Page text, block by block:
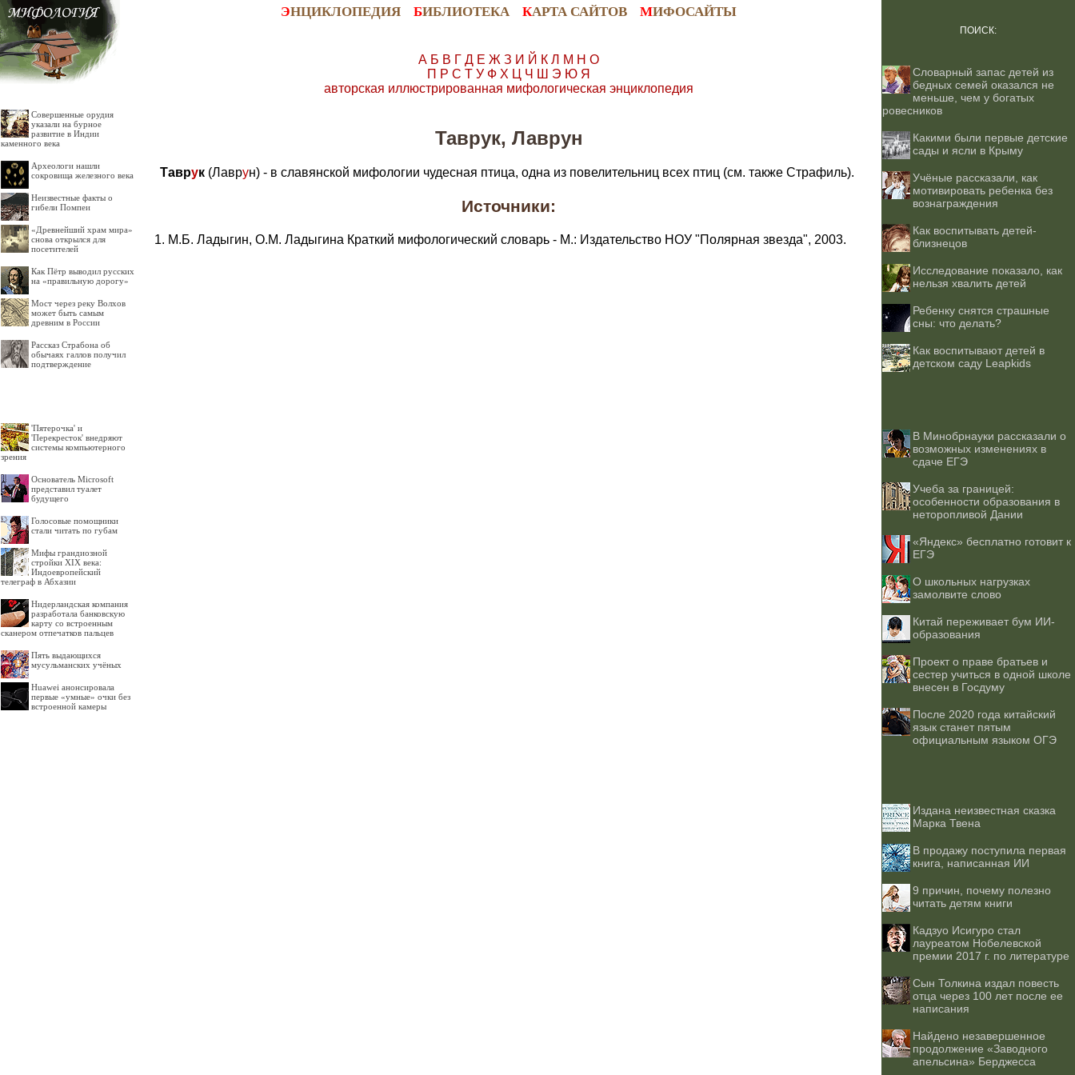
ЭНЦИКЛОПЕДИЯ БИБЛИОТЕКА КАРТА САЙТОВ МИФОСАЙТЫ
Совершенные орудия
указали на бурное
развитие в Индии
каменного века
Археологи нашли
сокровища железного века
Неизвестные факты о
гибели Помпеи
«Древнейший храм мира»
снова открылся для
посетителей
Как Пётр выводил русских
на «правильную дорогу»
Мост через реку Волхов
может быть самым
древним в России
Рассказ Страбона об
обычаях галлов получил
подтверждение
'Пятерочка' и
'Перекресток' внедряют
системы компьютерного
зрения
Основатель Microsoft
представил туалет
будущего
Голосовые помощники
стали читать по губам
Мифы грандиозной
стройки XIX века:
Индоевропейский
телеграф в Абхазии
Нидерландская компания
разработала банковскую
карту со встроенным
сканером отпечатков пальцев
Пять выдающихся
мусульманских учёных
Huawei анонсировала
первые «умные» очки без
встроенной камеры
А Б В Г Д Е Ж З И Й К Л М Н О
П Р С Т У Ф Х Ц Ч Ш Э Ю Я
авторская иллюстрированная мифологическая энциклопедия
Таврук, Лаврун
Таврук (Лаврун) - в славянской мифологии чудесная птица, одна из повелительниц всех птиц (см. также Страфиль).
Источники:
М.Б. Ладыгин, О.М. Ладыгина Краткий мифологический словарь - М.: Издательство НОУ "Полярная звезда", 2003.
ПОИСК:
Словарный запас детей из
бедных семей оказался не
меньше, чем у богатых
ровесников
Какими были первые детские
сады и ясли в Крыму
Учёные рассказали, как
мотивировать ребенка без
вознаграждения
Как воспитывать детей-
близнецов
Исследование показало, как
нельзя хвалить детей
Ребенку снятся страшные
сны: что делать?
Как воспитывают детей в
детском саду Leapkids
В Минобрнауки рассказали о
возможных изменениях в
сдаче ЕГЭ
Учеба за границей:
особенности образования в
неторопливой Дании
«Яндекс» бесплатно готовит к
ЕГЭ
О школьных нагрузках
замолвите слово
Китай переживает бум ИИ-
образования
Проект о праве братьев и
сестер учиться в одной школе
внесен в Госдуму
После 2020 года китайский
язык станет пятым
официальным языком ОГЭ
Издана неизвестная сказка
Марка Твена
В продажу поступила первая
книга, написанная ИИ
9 причин, почему полезно
читать детям книги
Кадзуо Исигуро стал
лауреатом Нобелевской
премии 2017 г. по литературе
Сын Толкина издал повесть
отца через 100 лет после ее
написания
Найдено незавершенное
продолжение «Заводного
апельсина» Берджесса